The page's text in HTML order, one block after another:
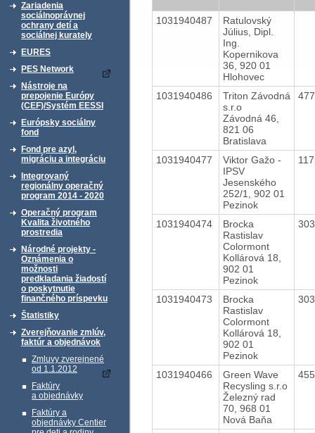
Zariadenia
sociálnoprávnej
ochrany detí a
sociálnej kurately
EURES
PES Network
Nástroje na
prepojenie Európy
(CEF)/Systém EESSI
Európsky sociálny
fond
Fond pre azyl,
migráciu a integráciu
Integrovaný
regionálny operačný
program 2014 - 2020
Operačný program
Kvalita životného
prostredia
Národné projekty -
Oznámenia o
možnosti
predkladania žiadostí
o poskytnutie
finančného príspevku
Štatistiky
Zverejňovanie zmlúv,
faktúr a objednávok
Zmluvy zverejnené
od 1.1.2012
Faktúry
a objednávky
Faktúry a
objednávky Centier
1031940487
Ratulovský
Július, Dipl.
Ing.
Kopernikova
36, 920 01
Hlohovec
1031940486
Triton Závodná
s.r.o
Závodná 46,
821 06
Bratislava
1031940477
Viktor Gažo -
IPSV
Jesenského
252/1, 902 01
Pezinok
1031940474
Brocka
Rastislav
Colormont
Kollárová 18,
902 01
Pezinok
1031940473
Brocka
Rastislav
Colormont
Kollárová 18,
902 01
Pezinok
1031940466
Green Wave
Recysling s.r.o
Železný rad
70, 968 01
Nová Baňa